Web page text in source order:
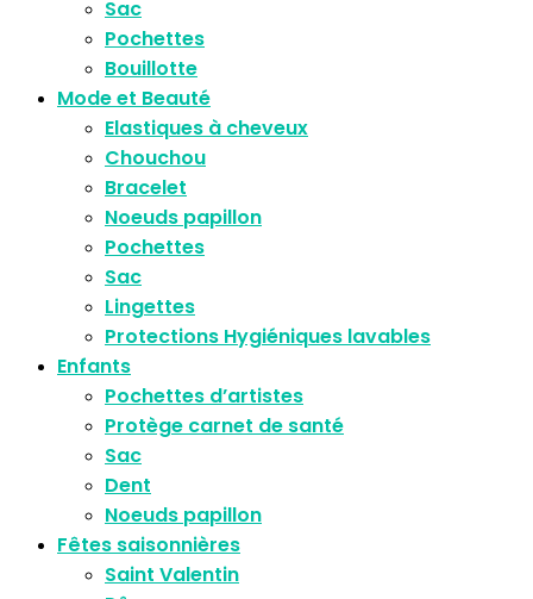
Sac
Pochettes
Bouillotte
Mode et Beauté
Elastiques à cheveux
Chouchou
Bracelet
Noeuds papillon
Pochettes
Sac
Lingettes
Protections Hygiéniques lavables
Enfants
Pochettes d’artistes
Protège carnet de santé
Sac
Dent
Noeuds papillon
Fêtes saisonnières
Saint Valentin